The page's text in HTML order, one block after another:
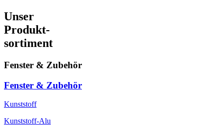
Unser
Produkt-
sortiment
Fenster & Zubehör
Fenster & Zubehör
Kunststoff
Kunststoff-Alu